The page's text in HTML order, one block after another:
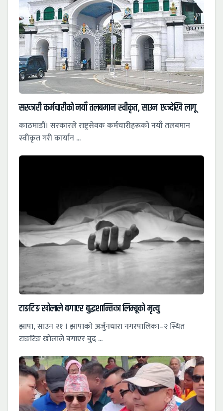
सरकारी कर्मचारीको नयाँ तलबमान स्वीकृत, साउन एकदेखि लागू
काठमाडौं। सरकारले राष्ट्रसेवक कर्मचारीहरूको नयाँ तलबमान
स्वीकृत गरी कार्यान ...
टाङटिङ खोलाले बगाएर बुद्धशान्तिका लिम्बूको मृत्यु
झापा, साउन २१ । झापाको अर्जुनधारा नगरपालिका–२ स्थित
टाङटिङ खोलाले बगाएर बुद ...